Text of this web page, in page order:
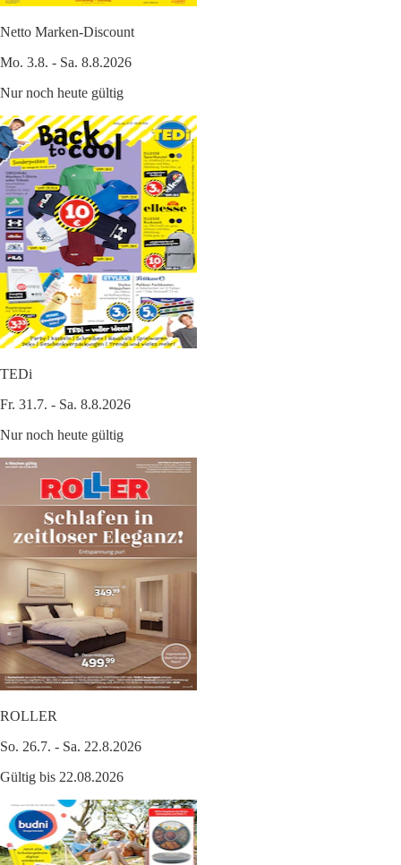
Netto Marken-Discount
Mo. 3.8. - Sa. 8.8.2026
Nur noch heute gültig
TEDi
Fr. 31.7. - Sa. 8.8.2026
Nur noch heute gültig
ROLLER
So. 26.7. - Sa. 22.8.2026
Gültig bis 22.08.2026